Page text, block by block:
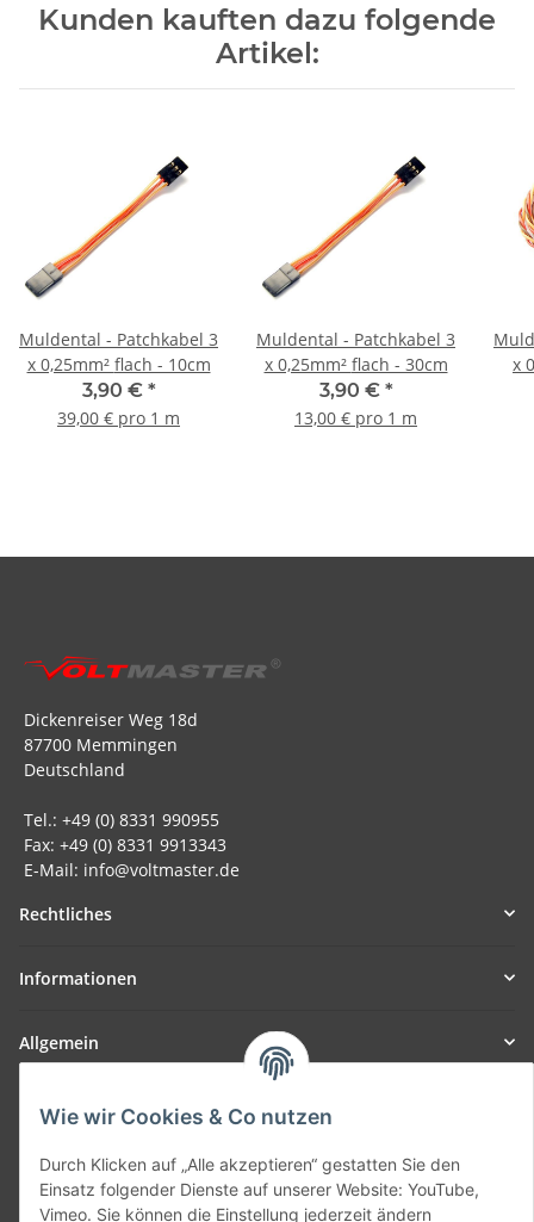
Wie wir Cookies & Co nutzen
Durch Klicken auf „Alle akzeptieren“ gestatten Sie den
Einsatz folgender Dienste auf unserer Website: YouTube,
Vimeo. Sie können die Einstellung jederzeit ändern
Kunden kauften dazu folgende
Artikel:
Muldental - Patchkabel 3
x 0,25mm² flach - 10cm
3,90 € *
39,00 € pro 1 m
Muldental - Patchkabel 3
x 0,25mm² flach - 30cm
3,90 € *
13,00 € pro 1 m
x
Dickenreiser Weg 18d
87700 Memmingen
Deutschland
Tel.: +49 (0) 8331 990955
Fax: +49 (0) 8331 9913343
E-Mail: info@voltmaster.de
Rechtliches
Informationen
Allgemein
Teil unseres Netzwerks:
SmoliTec - Safety. Simplified. Worldwide. ( B2B Shop )
Vertrag widerrufen